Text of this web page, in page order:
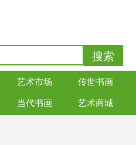
艺术市场 传世书画
当代书画 艺术商城